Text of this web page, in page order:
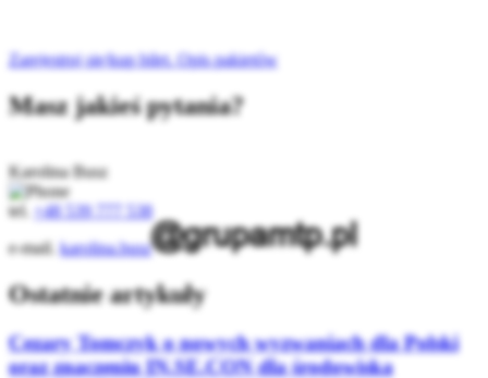
Zarejestruj się/kup bilet. Opis pakietów
Masz jakieś pytania?
Karolina Busz
tel.
+48 539 777 538
e-mail.karolina.busz
Ostatnie artykuły
Cezary Tomczyk o nowych wyzwaniach dla Polski
oraz znaczeniu IN.SE.CON dla środowiska